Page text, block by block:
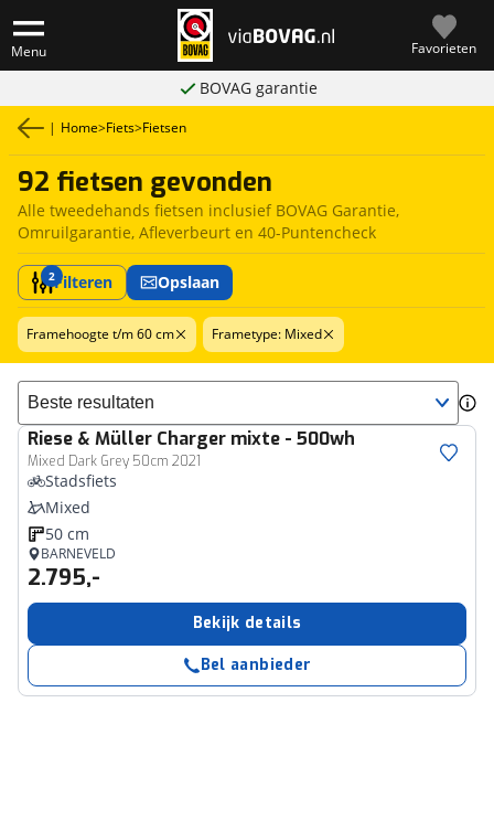
Menu Favorieten
BOVAG garantie
| Home>Fiets>Fietsen
92 fietsen gevonden
Alle tweedehands fietsen inclusief BOVAG Garantie,
Omruilgarantie, Afleverbeurt en 40-Puntencheck
2Filteren Opslaan
Framehoogte t/m 60 cm Frametype: Mixed
Sorteer resultaten
Riese & Müller Charger mixte - 500wh
Mixed Dark Grey 50cm 2021
Stadsfiets
Mixed
50 cm
BARNEVELD
2.795,-
Bekijk details
Bel aanbieder